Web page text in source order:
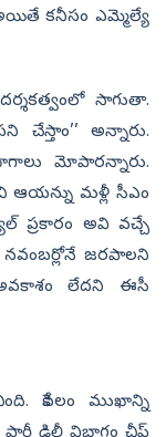
కనీసం ఎమ్మెల్యే
సాగుతా.
అన్నారు.
మోపారన్నారు.
ఆయన్ను మళ్లీ సీఎం
ప్రకారం అవి వచ్చే
జరపాలని
లేదని ఈసీ
కేవలం ముఖాన్ని